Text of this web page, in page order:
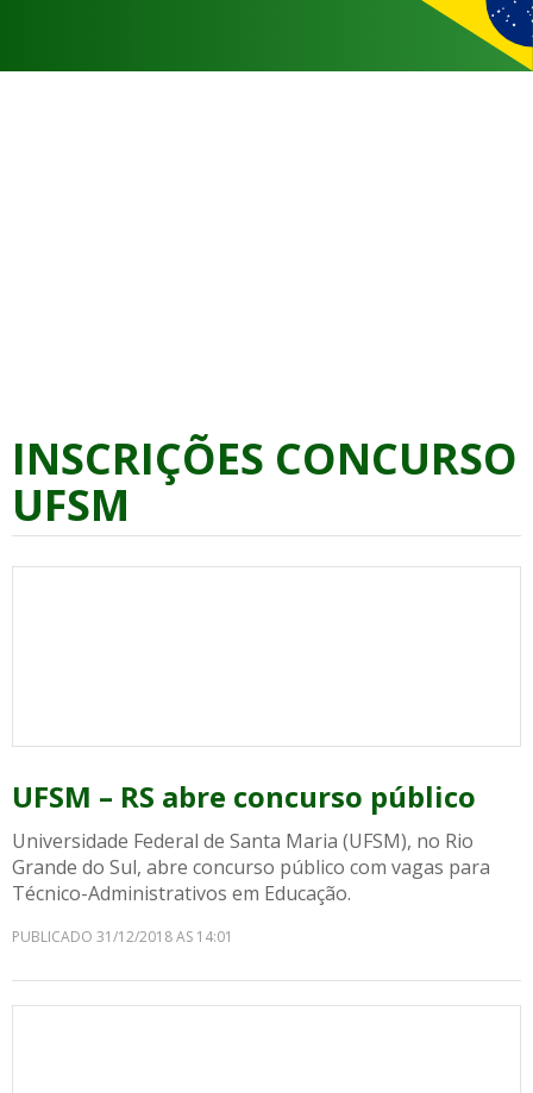
INSCRIÇÕES CONCURSO
UFSM
UFSM – RS abre concurso público
Universidade Federal de Santa Maria (UFSM), no Rio
Grande do Sul, abre concurso público com vagas para
Técnico-Administrativos em Educação.
PUBLICADO 31/12/2018 AS 14:01